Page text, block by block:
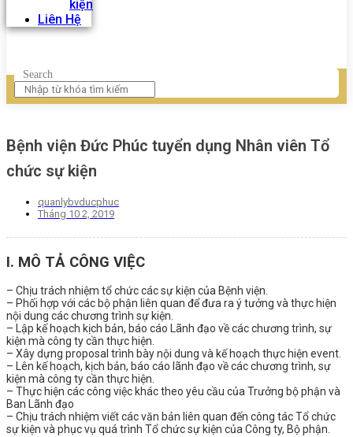
kiện
Liên Hệ
Search
Bệnh viện Đức Phúc tuyển dụng Nhân viên Tổ
chức sự kiện
quanlybvducphuc
Tháng 10 2, 2019
I. MÔ TẢ CÔNG VIỆC
– Chịu trách nhiệm tổ chức các sự kiện của Bệnh viện.
– Phối hợp với các bộ phận liên quan để đưa ra ý tưởng và thực hiện
nội dung các chương trình sự kiện.
– Lập kế hoạch kịch bản, báo cáo Lãnh đạo về các chương trình, sự
kiện mà công ty cần thực hiện.
– Xây dựng proposal trình bày nội dung và kế hoạch thực hiện event.
– Lên kế hoạch, kịch bản, báo cáo lãnh đạo về các chương trình, sự
kiện mà công ty cần thực hiện.
– Thực hiện các công việc khác theo yêu cầu của Trưởng bộ phận và
Ban Lãnh đạo
– Chịu trách nhiệm viết các văn bản liên quan đến công tác Tổ chức
sự kiện và phục vụ quá trình Tổ chức sự kiện của Công ty, Bộ phận.